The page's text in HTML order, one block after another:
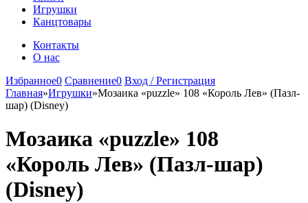
Игрушки
Канцтовары
Контакты
О нас
Избранное0 Сравнение0 Вход / Регистрация
Главная»Игрушки»Мозаика «puzzle» 108 «Король Лев» (Пазл-
шар) (Disney)
Мозаика «puzzle» 108
«Король Лев» (Пазл-шар)
(Disney)